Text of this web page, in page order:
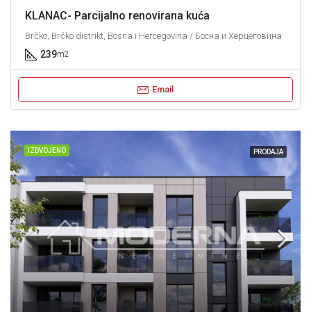
KLANAC- Parcijalno renovirana kuća
Brčko, Brčko distrikt, Bosna i Hercegovina / Босна и Херцеговина
239m2
Email
IZDVOJENO PRODAJA